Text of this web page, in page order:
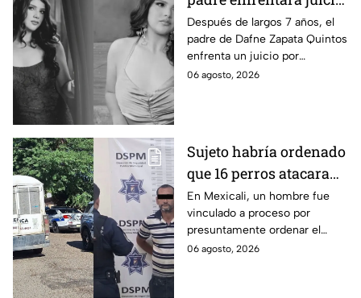
por presunto abuso
cometido en 2019 en
Tamaulipas
Después de largos 7 años, el
padre de Dafne Zapata Quintos
enfrenta un juicio por
presuntamente abusar de la
06 agosto, 2026
Sujeto habría ordenado
que 16 perros atacaran
a su hermana con
discapacidad en
Mexicali, BC
En Mexicali, un hombre fue
vinculado a proceso por
presuntamente ordenar el
ataque de 16 perros contra su
06 agosto, 2026